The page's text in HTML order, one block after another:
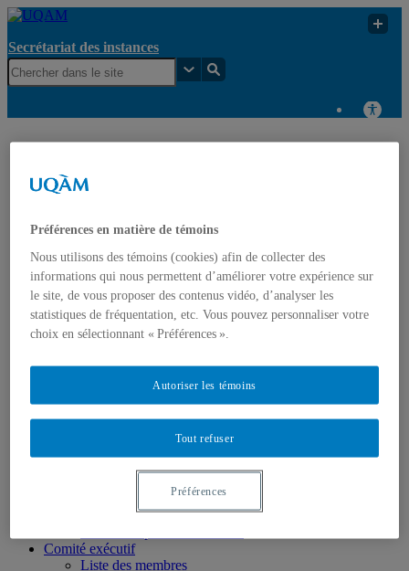
Secrétariat des instances
Accueil
Organigramme
Consultation en cours
Registre des documents normatifs (règlements, politiques,
directives et procédures)
Règlements
Directives
Calendrier des instances
Membres des instances
Conseil d’administration
Ordres du jour
Index général et résolutions
Section réservée aux membres – CA
Comité exécutif
Liste des membres
Préférences en matière de témoins
Nous utilisons des témoins (cookies) afin de collecter des
informations qui nous permettent d’améliorer votre expérience sur
le site, de vous proposer des contenus vidéo, d’analyser les
statistiques de fréquentation, etc. Vous pouvez personnaliser votre
choix en sélectionnant « Préférences ».
Tout refuser
Autoriser les témoins
Préférences